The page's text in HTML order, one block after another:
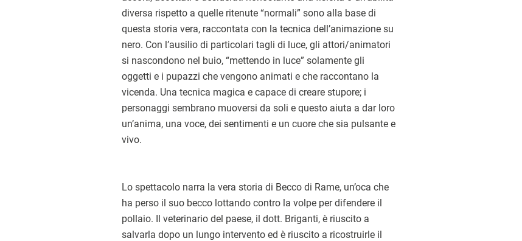
diversa rispetto a quelle ritenute “normali” sono alla base di
questa storia vera, raccontata con la tecnica dell’animazione su
nero. Con l’ausilio di particolari tagli di luce, gli attori/animatori
si nascondono nel buio, “mettendo in luce” solamente gli
oggetti e i pupazzi che vengono animati e che raccontano la
vicenda. Una tecnica magica e capace di creare stupore; i
personaggi sembrano muoversi da soli e questo aiuta a dar loro
un’anima, una voce, dei sentimenti e un cuore che sia pulsante e
vivo.
Lo spettacolo narra la vera storia di Becco di Rame, un’oca che
ha perso il suo becco lottando contro la volpe per difendere il
pollaio. Il veterinario del paese, il dott. Briganti, è riuscito a
salvarla dopo un lungo intervento ed è riuscito a ricostruirle il